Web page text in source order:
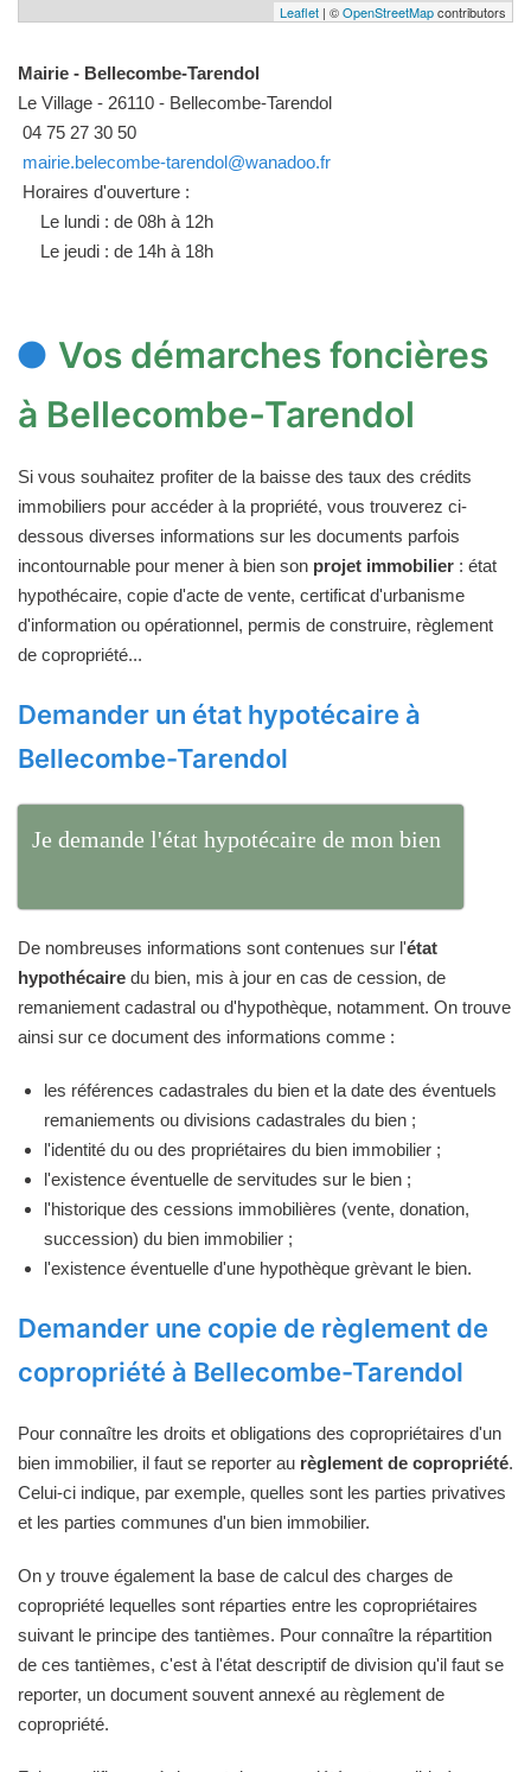
Leaflet | ©OpenStreetMapcontributors
Mairie - Bellecombe-Tarendol
Le Village - 26110 - Bellecombe-Tarendol
04 75 27 30 50
mairie.belecombe-tarendol@wanadoo.fr
Horaires d'ouverture :
Le lundi : de 08h à 12h
Le jeudi : de 14h à 18h
Vos démarches foncières
à Bellecombe-Tarendol
Si vous souhaitez profiter de la baisse des taux des crédits
immobiliers pour accéder à la propriété, vous trouverez ci-
dessous diverses informations sur les documents parfois
incontournable pour mener à bien son projet immobilier : état
hypothécaire, copie d'acte de vente, certificat d'urbanisme
d'information ou opérationnel, permis de construire, règlement
de copropriété...
Demander un état hypotécaire à
Bellecombe-Tarendol
Je demande l'état hypotécaire de mon bien
De nombreuses informations sont contenues sur l'état
hypothécaire du bien, mis à jour en cas de cession, de
remaniement cadastral ou d'hypothèque, notamment. On trouve
ainsi sur ce document des informations comme :
les références cadastrales du bien et la date des éventuels
remaniements ou divisions cadastrales du bien ;
l'identité du ou des propriétaires du bien immobilier ;
l'existence éventuelle de servitudes sur le bien ;
l'historique des cessions immobilières (vente, donation,
succession) du bien immobilier ;
l'existence éventuelle d'une hypothèque grèvant le bien.
Demander une copie de règlement de
copropriété à Bellecombe-Tarendol
Pour connaître les droits et obligations des copropriétaires d'un
bien immobilier, il faut se reporter au règlement de copropriété.
Celui-ci indique, par exemple, quelles sont les parties privatives
et les parties communes d'un bien immobilier.
On y trouve également la base de calcul des charges de
copropriété lequelles sont réparties entre les copropriétaires
suivant le principe des tantièmes. Pour connaître la répartition
de ces tantièmes, c'est à l'état descriptif de division qu'il faut se
reporter, un document souvent annexé au règlement de
copropriété.